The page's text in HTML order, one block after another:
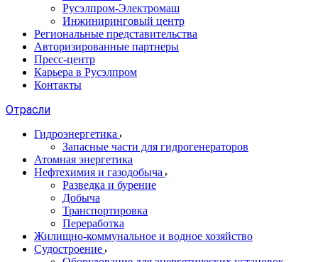
Русэлпром-Электромаш
Инжиниринговый центр
Региональные представительства
Авторизированные партнеры
Пресс-центр
Карьера в Русэлпром
Контакты
Отрасли
Гидроэнергетика
Запасные части для гидрогенераторов
Атомная энергетика
Нефтехимия и газодобыча
Разведка и бурение
Добыча
Транспортировка
Переработка
Жилищно-коммунальное и водное хозяйство
Судостроение